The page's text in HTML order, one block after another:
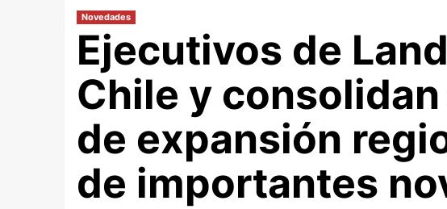
Novedades
Ejecutivos de
Chile y
de expansión
de importantes